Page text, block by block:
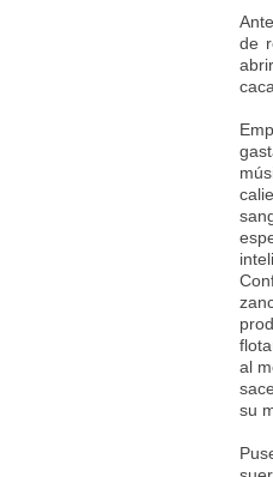
de
al
su